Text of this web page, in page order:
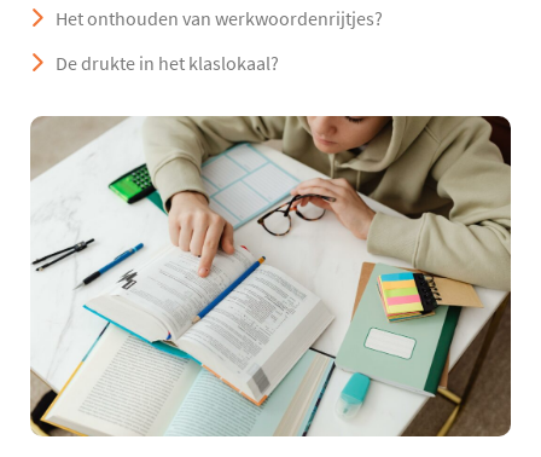
Het onthouden van werkwoordenrijtjes?
De drukte in het klaslokaal?